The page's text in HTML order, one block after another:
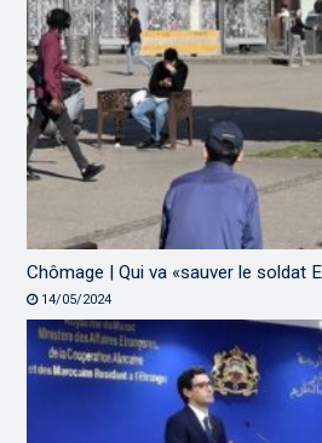
Chômage | Qui va «sauver le soldat
14/05/2024